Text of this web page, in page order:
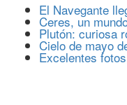
El Navegante
Ceres, un
Plutón: curiosa
Cielo de mayo
Excelentes